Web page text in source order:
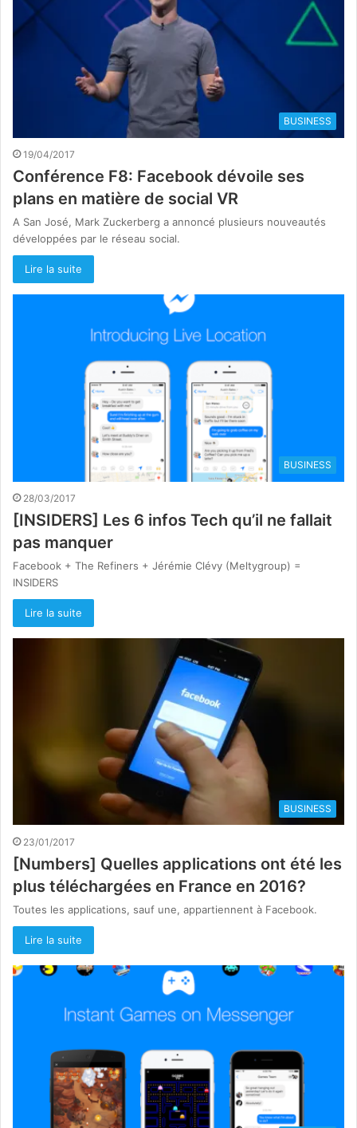
BUSINESS
19/04/2017
Conférence F8: Facebook dévoile ses
plans en matière de social VR
A San José, Mark Zuckerberg a annoncé plusieurs nouveautés
développées par le réseau social.
Lire la suite
BUSINESS
28/03/2017
[INSIDERS] Les 6 infos Tech qu’il ne fallait
pas manquer
Facebook + The Refiners + Jérémie Clévy (Meltygroup) =
INSIDERS
Lire la suite
BUSINESS
23/01/2017
[Numbers] Quelles applications ont été les
plus téléchargées en France en 2016?
Toutes les applications, sauf une, appartiennent à Facebook.
Lire la suite